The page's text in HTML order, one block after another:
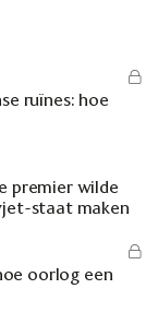
ruïnes: hoe
premier wilde
staat maken
oorlog een